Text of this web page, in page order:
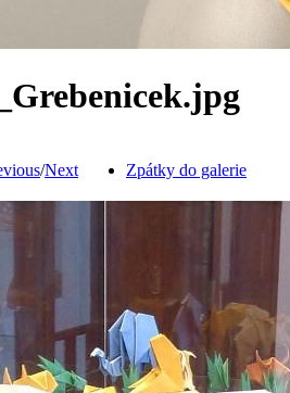
/Next Zpátky do galerie